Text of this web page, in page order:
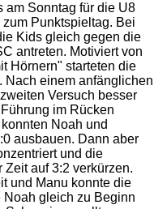
am Sonntag für die U8
Punktspieltag. Bei
Kids gleich gegen die
antreten. Motiviert von
Hörnern" starteten die
Nach einem anfänglichen
Versuch besser
im Rücken
Noah und
ausbauen. Dann aber
und die
auf 3:2 verkürzen.
und Manu konnte die
Noah gleich zu Beginn